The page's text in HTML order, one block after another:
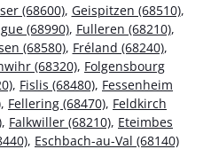
(68600), Geispitzen (68510),
(68990), Fulleren (68210),
(68580), Fréland (68240),
(68320), Folgensbourg
, Fislis (68480), Fessenheim
, Fellering (68470), Feldkirch
, Falkwiller (68210), Eteimbes
, Eschbach-au-Val (68140)